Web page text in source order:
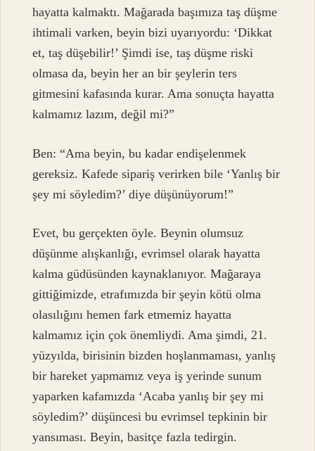
hayatta kalmaktı. Mağarada başımıza taş düşme
ihtimali varken, beyin bizi uyarıyordu: ‘Dikkat
et, taş düşebilir!’ Şimdi ise, taş düşme riski
olmasa da, beyin her an bir şeylerin ters
gitmesini kafasında kurar. Ama sonuçta hayatta
kalmamız lazım, değil mi?”
Ben: “Ama beyin, bu kadar endişelenmek
gereksiz. Kafede sipariş verirken bile ‘Yanlış bir
şey mi söyledim?’ diye düşünüyorum!”
Evet, bu gerçekten öyle. Beynin olumsuz
düşünme alışkanlığı, evrimsel olarak hayatta
kalma güdüsünden kaynaklanıyor. Mağaraya
gittiğimizde, etrafımızda bir şeyin kötü olma
olasılığını hemen fark etmemiz hayatta
kalmamız için çok önemliydi. Ama şimdi, 21.
yüzyılda, birisinin bizden hoşlanmaması, yanlış
bir hareket yapmamız veya iş yerinde sunum
yaparken kafamızda ‘Acaba yanlış bir şey mi
söyledim?’ düşüncesi bu evrimsel tepkinin bir
yansıması. Beyin, basitçe fazla tedirgin.